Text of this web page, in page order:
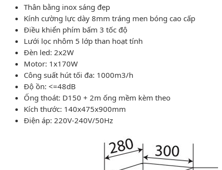
Thân bằng inox sáng đẹp
Kính cường lực dày 8mm tráng men bóng cao cấp
Điều khiển phím bấm 3 tốc độ
Lưới lọc nhôm 5 lớp than hoạt tính
Đèn led: 2x2W
Motor: 1x170W
Công suất hút tối đa: 1000m3/h
Độ ồn: <=48dB
Ống thoát: D150 + 2m ống mềm kèm theo
Kích thước: 140x475x900mm
Điện áp: 220V-240V/50Hz